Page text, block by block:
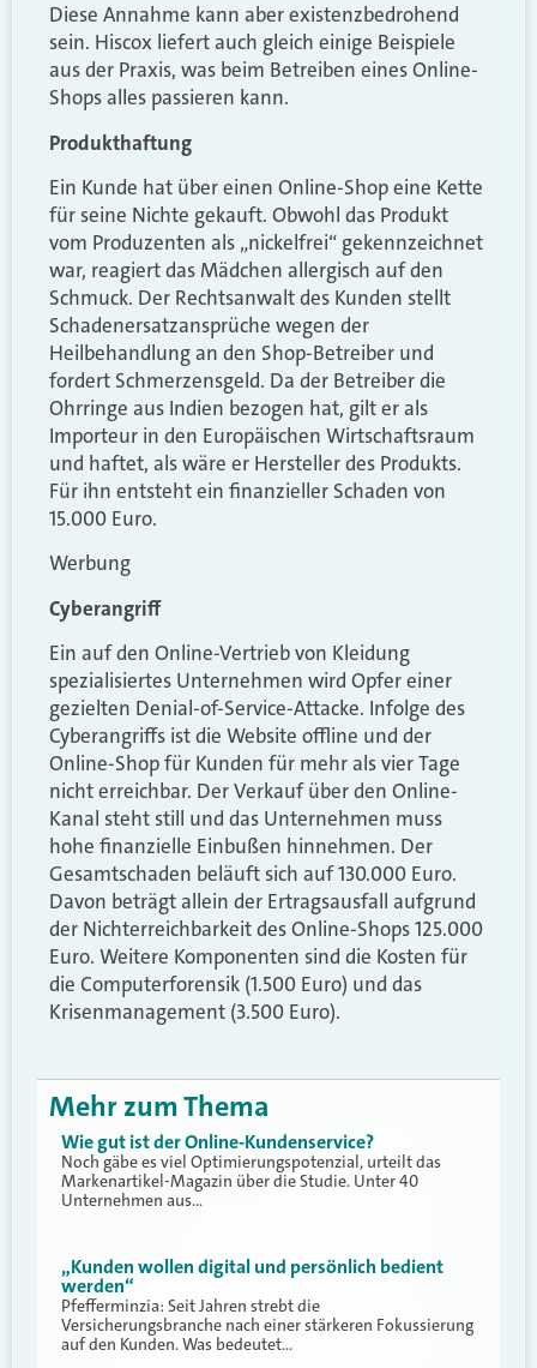
Diese Annahme kann aber existenzbedrohend
sein. Hiscox liefert auch gleich einige Beispiele
aus der Praxis, was beim Betreiben eines Online-
Shops alles passieren kann.
Produkthaftung
Ein Kunde hat über einen Online-Shop eine Kette
für seine Nichte gekauft. Obwohl das Produkt
vom Produzenten als „nickelfrei“ gekennzeichnet
war, reagiert das Mädchen allergisch auf den
Schmuck. Der Rechtsanwalt des Kunden stellt
Schadenersatzansprüche wegen der
Heilbehandlung an den Shop-Betreiber und
fordert Schmerzensgeld. Da der Betreiber die
Ohrringe aus Indien bezogen hat, gilt er als
Importeur in den Europäischen Wirtschaftsraum
und haftet, als wäre er Hersteller des Produkts.
Für ihn entsteht ein finanzieller Schaden von
15.000 Euro.
Werbung
Cyberangriff
Ein auf den Online-Vertrieb von Kleidung
spezialisiertes Unternehmen wird Opfer einer
gezielten Denial-of-Service-Attacke. Infolge des
Cyberangriffs ist die Website offline und der
Online-Shop für Kunden für mehr als vier Tage
nicht erreichbar. Der Verkauf über den Online-
Kanal steht still und das Unternehmen muss
hohe finanzielle Einbußen hinnehmen. Der
Gesamtschaden beläuft sich auf 130.000 Euro.
Davon beträgt allein der Ertragsausfall aufgrund
der Nichterreichbarkeit des Online-Shops 125.000
Euro. Weitere Komponenten sind die Kosten für
die Computerforensik (1.500 Euro) und das
Krisenmanagement (3.500 Euro).
Mehr zum Thema
Wie gut ist der Online-Kundenservice?
Noch gäbe es viel Optimierungspotenzial, urteilt das
Markenartikel-Magazin über die Studie. Unter 40
Unternehmen aus…
„Kunden wollen digital und persönlich bedient
werden“
Pfefferminzia: Seit Jahren strebt die
Versicherungsbranche nach einer stärkeren Fokussierung
auf den Kunden. Was bedeutet…